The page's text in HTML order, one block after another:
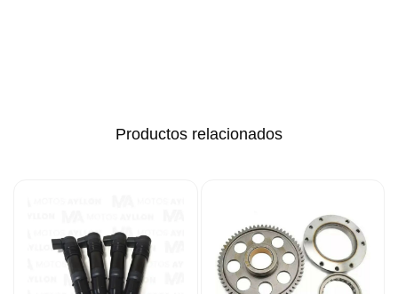
Productos relacionados